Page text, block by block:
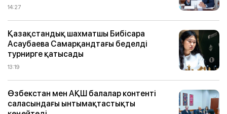
14:27
Қазақстандық шахматшы Бибісара
Асаубаева Самарқандтағы беделді
турнирге қатысады
13:19
Өзбекстан мен АҚШ балалар контенті
саласындағы ынтымақтастықты